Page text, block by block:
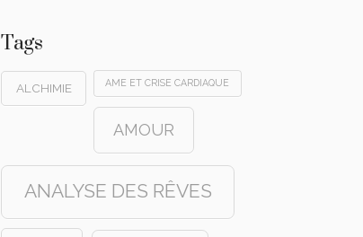
Tags
ALCHIMIE AME ET CRISE CARDIAQUE
AMOUR
ANALYSE DES RÊVES